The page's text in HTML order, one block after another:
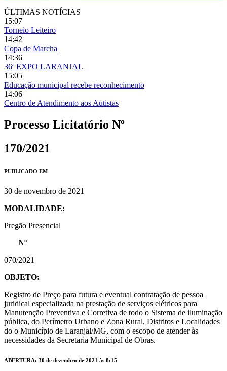
ÚLTIMAS NOTÍCIAS
15:07
Torneio Leiteiro
14:42
Copa de Marcha
14:36
36ª EXPO LARANJAL
15:05
Educação municipal recebe reconhecimento
14:06
Centro de Atendimento aos Autistas
Processo Licitatório Nº
170/2021
PUBLICADO EM
30 de novembro de 2021
MODALIDADE:
Pregão Presencial
Nº
070/2021
OBJETO:
Registro de Preço para futura e eventual contratação de pessoa
juridical especializada na prestação de serviços elétricos para
Manutenção Preventiva e Corretiva de todo o Sistema de iluminação
pública, do Perímetro Urbano e Zona Rural, Distritos e Localidades
do o Município de Laranjal/MG, com o escopo de atender às
necessidades da Secretaria Municipal de Obras.
ABERTURA: 30 de dezembro de 2021 às 8:15